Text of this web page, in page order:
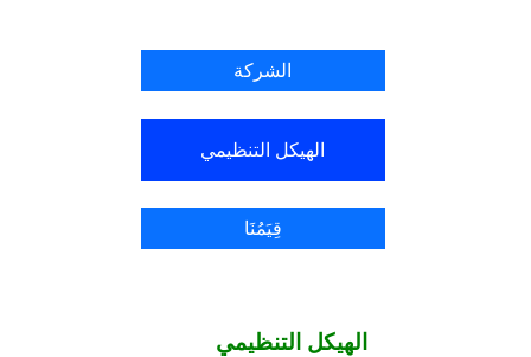
الشركة
الهيكل التنظيمي
قِيَمُنَا
الهيكل التنظيمي